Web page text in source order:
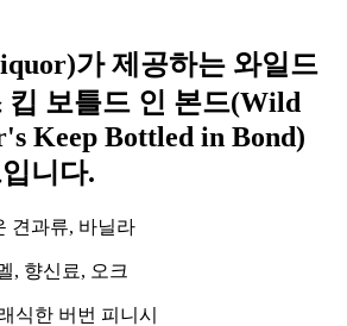
가 제공하는 와일드
킵 보틀드 인 본드(Wild
Keep Bottled in Bond)
니다.
견과류, 바닐라
, 향신료, 오크
식한 버번 피니시